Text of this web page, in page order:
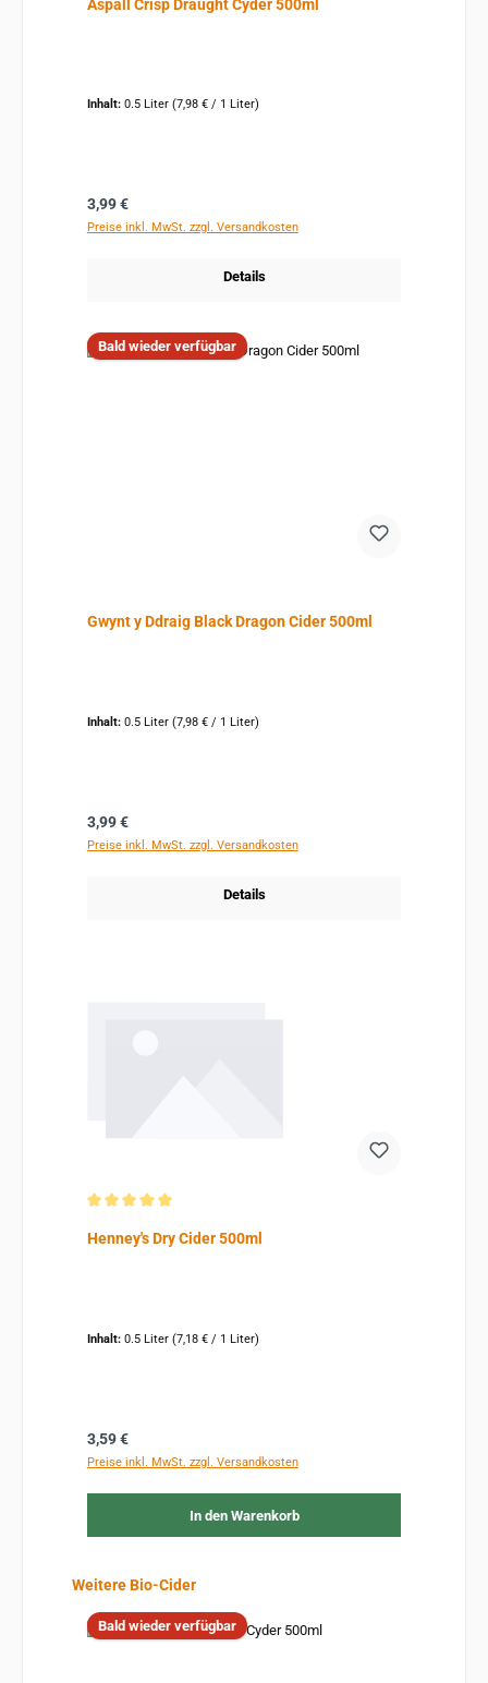
Aspall Crisp Draught Cyder 500ml
Inhalt: 0.5 Liter (7,98 € / 1 Liter)
Regulärer Preis:
3,99 €
Preise inkl. MwSt. zzgl. Versandkosten
Details
Bald wieder verfügbar
Gwynt y Ddraig Black Dragon Cider 500ml
Inhalt: 0.5 Liter (7,98 € / 1 Liter)
Regulärer Preis:
3,99 €
Preise inkl. MwSt. zzgl. Versandkosten
Details
Henney's Dry Cider 500ml
Inhalt: 0.5 Liter (7,18 € / 1 Liter)
Regulärer Preis:
3,59 €
Preise inkl. MwSt. zzgl. Versandkosten
In den Warenkorb
Produktgalerie überspringen
Weitere Bio-Cider
Bald wieder verfügbar